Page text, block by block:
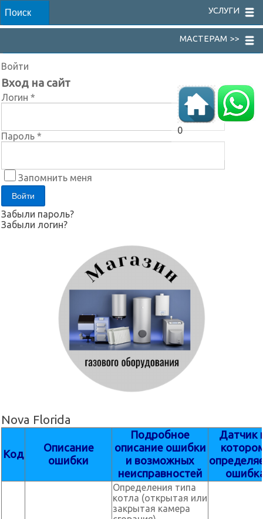
УСЛУГИ
МАСТЕРАМ >>
0
Войти
Вход на сайт
Логин *
Пароль *
Запомнить меня
Забыли пароль?
Забыли логин?
Nova Florida
Код
Описание
ошибки
Подробное
описание ошибки
и возможных
неисправностей
Датчик
Определения типа
котла (открытая или
закрытая камера